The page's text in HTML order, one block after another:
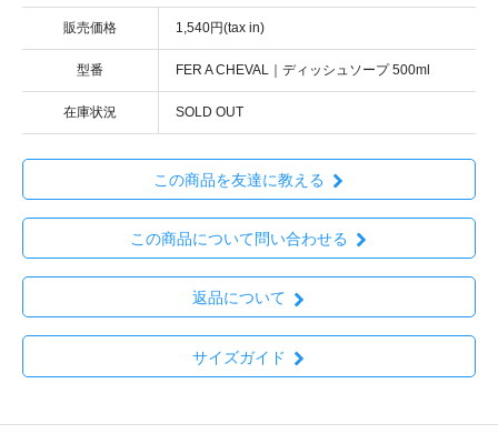
販売価格 1,540円(tax in)
型番 FER A CHEVAL｜ディッシュソープ 500ml
在庫状況 SOLD OUT
この商品を友達に教える
この商品について問い合わせる
返品について
サイズガイド